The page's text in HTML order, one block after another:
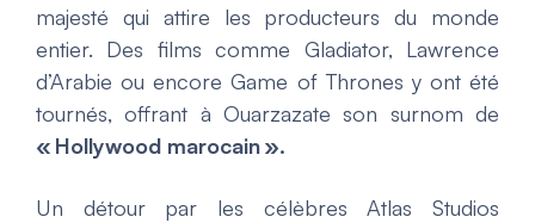
majesté qui attire les producteurs du monde
entier. Des films comme Gladiator, Lawrence
d’Arabie ou encoreGame of Thrones y ont été
tournés, offrant à Ouarzazate son surnom de
« Hollywood marocain ».
Un détour par les célèbres Atlas Studios